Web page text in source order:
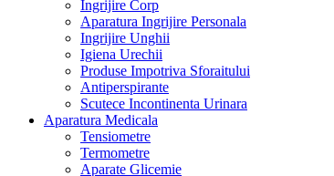
Ingrijire Corp
Aparatura Ingrijire Personala
Ingrijire Unghii
Igiena Urechii
Produse Impotriva Sforaitului
Antiperspirante
Scutece Incontinenta Urinara
Aparatura Medicala
Tensiometre
Termometre
Aparate Glicemie